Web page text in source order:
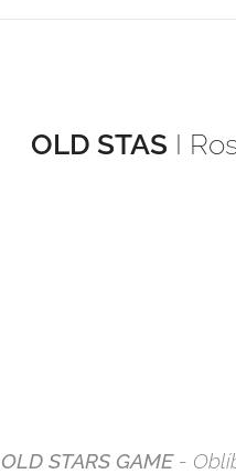
OLD STAS I
OLD STARS GAME-